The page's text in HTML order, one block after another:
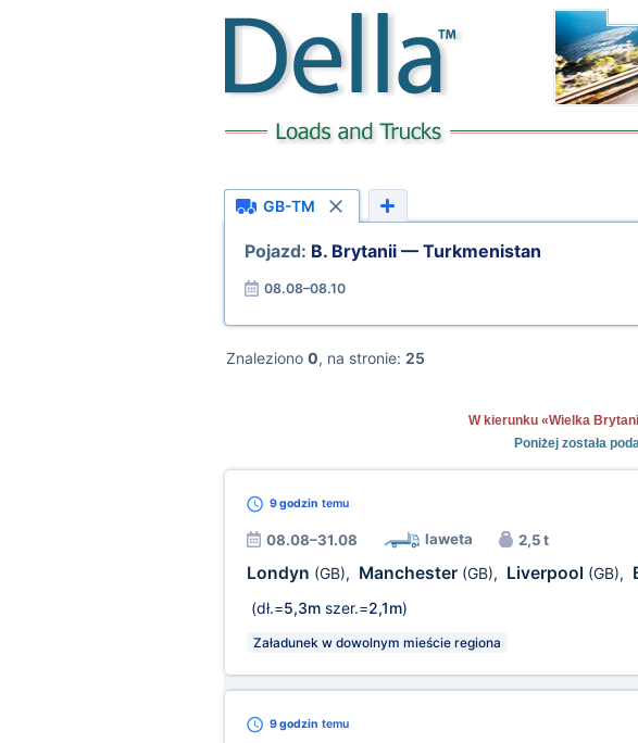
GB-TM
Pojazd: B. Brytanii — Turkmenistan
08.08–08.10
Znaleziono 0, na stronie: 25
W kierunku «Wielka
Poniżej została
9 godzin temu
08.08–31.08 laweta 2,5 t
Londyn (GB), Manchester (GB), Liverpool (GB),
(dł.=5,3mszer.=2,1m)
Załadunek w dowolnym mieście regiona
9 godzin temu